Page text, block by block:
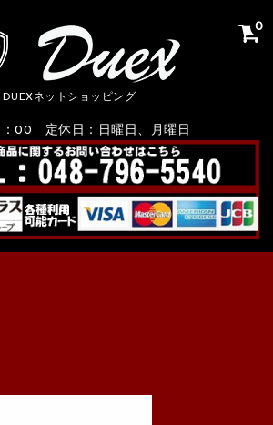
DUEXネットショッピング
：00 定休日：日曜日、月曜日
0